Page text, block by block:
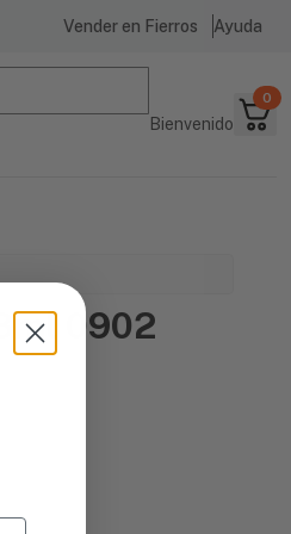
Vender en Fierros Ayuda
Bienvenido
0
0902